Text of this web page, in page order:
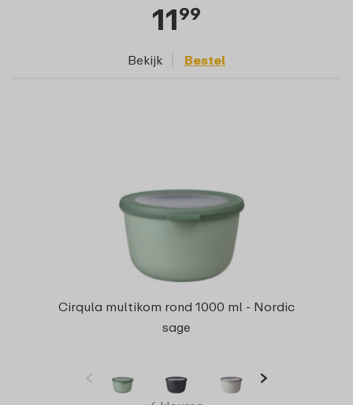
1199
Bekijk Bestel
Cirqula multikom rond 1000 ml - Nordic
sage